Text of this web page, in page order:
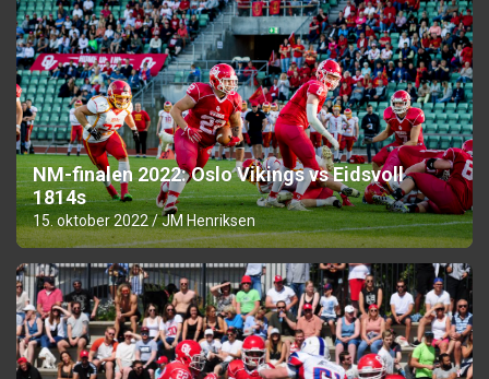
NM-finalen 2022: Oslo Vikings vs Eidsvoll
1814s
15. oktober 2022 JM Henriksen